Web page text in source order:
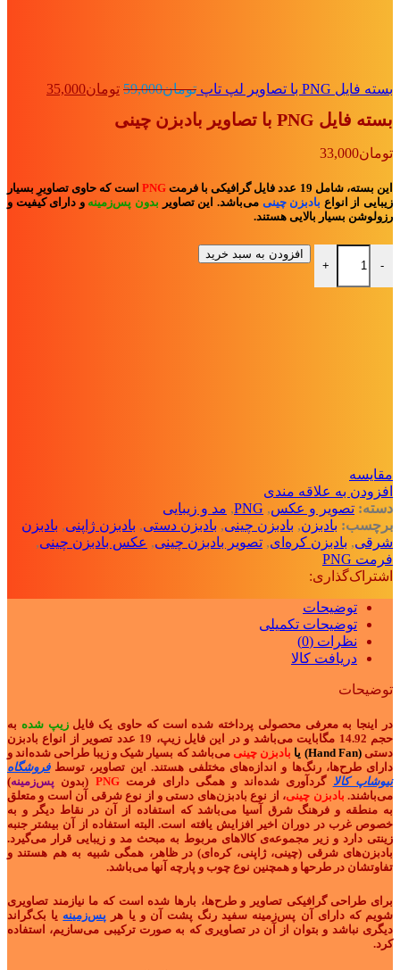
بسته فایل PNG با تصاویر لپ تاپ تومان59,000 قیمت
تومان35,000
بسته فایل PNG با تصاویر بادبزن چینی
تومان33,000
این بسته، شامل 19 عدد فایل گرافیکی با فرمت PNG است که حاوی تصاویرِ بسیار
زیبایی از انواع بادبزن چینیمی‌باشد. این تصاویر بدون پس‌زمینه و دارای کیفیت و
رزولوشن بسیار بالایی هستند.
-
+
افزودن به سبد خرید
مقايسه
افزودن به علاقه مندی
دسته: تصویر و عکس,
PNG
, مد و زیبایی
برچسب: بادبزن, بادبزن چینی, بادبزن دستی, بادبزن ژاپنی, بادبزن
شرقی, بادبزن کره‌ای, تصویر بادبزن چینی, عکس بادبزن چینی,
فرمت PNG
اشتراک‌گذاری:
توضیحات
توضیحات تکمیلی
نظرات (0)
دریافت کالا
توضیحات
در اینجا به معرفی محصولی پرداخته شده است که حاوی یک فایلزیپ شده به
حجم 14.92 مگابایت می‌باشد و در این فایل زیپ، 19 عدد تصویر از انواع
بادبزن
دستی (Hand Fan) یا بادبزن چینی می‌باشد که بسیار شیک و زیبا طراحی شده‌اند و
دارای طرح‌ها، رنگ‌ها و اندازه‌های مختلفی هستند. این تصاویر، توسطفروشگاه
نیوشاپ کالا گردآوری شده‌اند و همگی دارای فرمتPNG (بدون پس‌زمینه)
می‌باشند. بادبزن چینی، از نوع بادبزن‌های دستی و از نوع شرقی آن است و متعلق
به منطقه و فرهنگ شرق آسیا می‌باشد که استفاده از آن در نقاط دیگر و به
خصوص غرب در دوران اخیر افزایش یافته است. البته استفاده از آن بیشتر جنبه
زینتی دارد و زیر مجموعه‌ی کالاهای مربوط به مبحث مد و زیبایی قرار می‌گیرد.
بادبزن‌های شرقی (چینی، ژاپنی، کره‌ای) در ظاهر، همگی شبیه به هم هستند و
تفاوتشان در طرحها و همچنین نوع چوب و پارچه آنها می‌باشد.
برای طراحی گرافیکی تصاویر و طرح‌ها، بارها شده است که ما نیازمند تصاویری
شویم که دارای آن پس‌زمینه سفید رنگ پشت آن و یا هر پس‌زمینه یا بک‌گراند
دیگری نباشد و بتوان از آن در تصاویری که به صورت ترکیبی می‌سازیم، استفاده
کرد.